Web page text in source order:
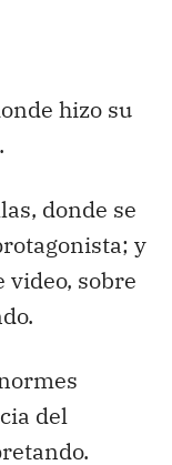
hizo su
donde se
y
sobre
del